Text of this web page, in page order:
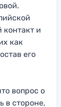
и
как
его
вопрос о
в стороне,